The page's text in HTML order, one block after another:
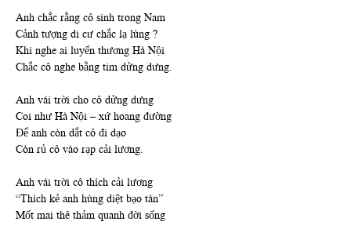
Anh chắc rằng cô sinh trong Nam
Cảnh tượng di cư chắc lạ lùng ?
Khi nghe ai luyến thương Hà Nội
Chắc cô nghe bằng tim dửng dưng.
Anh vái trời cho cô dửng dưng
Coi như Hà Nội – xứ hoang đường
Để anh còn dắt cô đi dạo
Còn rủ cô vào rạp cải lương.
Anh vái trời cô thích cải lương
“Thích kẻ anh hùng diệt bạo tàn”
Mốt mai thê thảm quanh đời sống